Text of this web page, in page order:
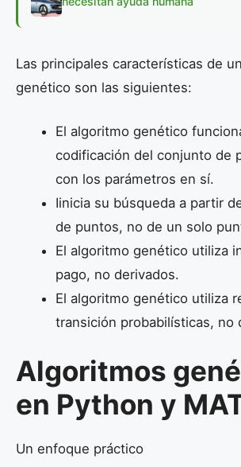
Las principales características de
genético son las siguientes:
El algoritmo genético
codificación del conjunto de
con los parámetros en sí.
Iinicia su búsqueda a partir
de puntos, no de un solo
El algoritmo genético utiliza
pago, no derivados.
El algoritmo genético utiliza
transición probabilísticas, no
Algoritmos
en Python y
Un enfoque práctico